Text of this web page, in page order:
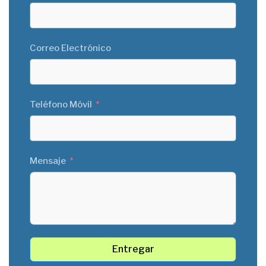
Correo Electrónico
Teléfono Móvil
Mensaje
Entregar